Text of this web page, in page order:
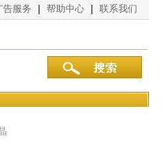
告服务 帮助中心 联系我们